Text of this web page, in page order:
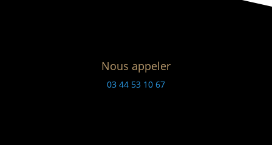
Nous appeler
03 44 53 10 67